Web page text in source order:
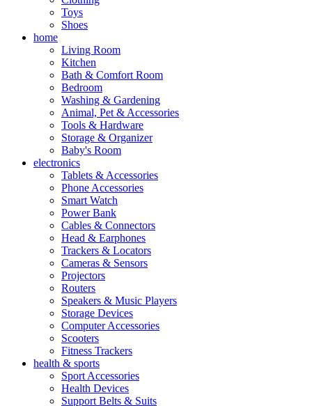
Toys
Shoes
home
Living Room
Kitchen
Bath & Comfort Room
Bedroom
Washing & Gardening
Animal, Pet & Accessories
Tools & Hardware
Storage & Organizer
Baby's Room
electronics
Tablets & Accessories
Phone Accessories
Smart Watch
Power Bank
Cables & Connectors
Head & Earphones
Trackers & Locators
Cameras & Sensors
Projectors
Routers
Speakers & Music Players
Storage Devices
Computer Accessories
Scooters
Fitness Trackers
health & sports
Sport Accessories
Health Devices
Support Belts & Suits